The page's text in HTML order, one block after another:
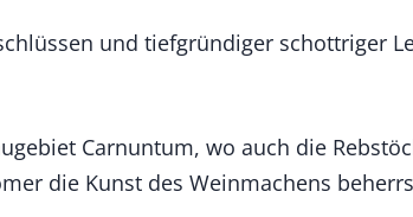
und tiefgründiger schottriger
Carnuntum, wo auch die
die Kunst des Weinmachens